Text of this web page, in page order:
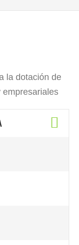
la dotación de
empresariales